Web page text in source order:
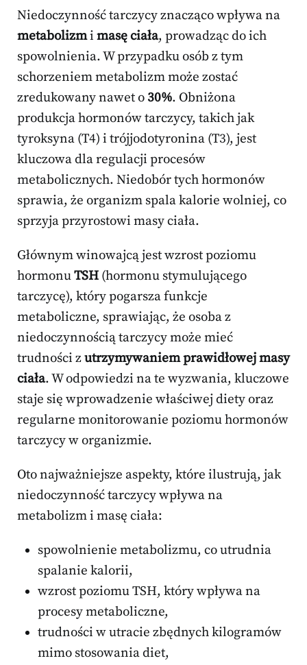
Niedoczynność tarczycy znacząco wpływa na
metabolizmi masę ciała, prowadząc do ich
spowolnienia. W przypadku osób z tym
schorzeniem metabolizm może zostać
zredukowany nawet o 30%. Obniżona
produkcja hormonów tarczycy, takich jak
tyroksyna (T4) i trójjodotyronina (T3), jest
kluczowa dla regulacji procesów
metabolicznych. Niedobór tych hormonów
sprawia, że organizm spala kalorie wolniej, co
sprzyja przyrostowi masy ciała.
Głównym winowajcą jest wzrost poziomu
hormonuTSH (hormonu stymulującego
tarczycę), który pogarsza funkcje
metaboliczne, sprawiając, że osoba z
niedoczynnością tarczycy może mieć
trudności zutrzymywaniem prawidłowej masy
ciała. W odpowiedzi na te wyzwania, kluczowe
staje się wprowadzenie właściwej diety oraz
regularne monitorowanie poziomu hormonów
tarczycy w organizmie.
Oto najważniejsze aspekty, które ilustrują, jak
niedoczynność tarczycy wpływa na
metabolizm i masę ciała:
spowolnienie metabolizmu, co utrudnia
spalanie kalorii,
wzrost poziomu TSH, który wpływa na
procesy metaboliczne,
trudności w utracie zbędnych kilogramów
mimo stosowania diet,